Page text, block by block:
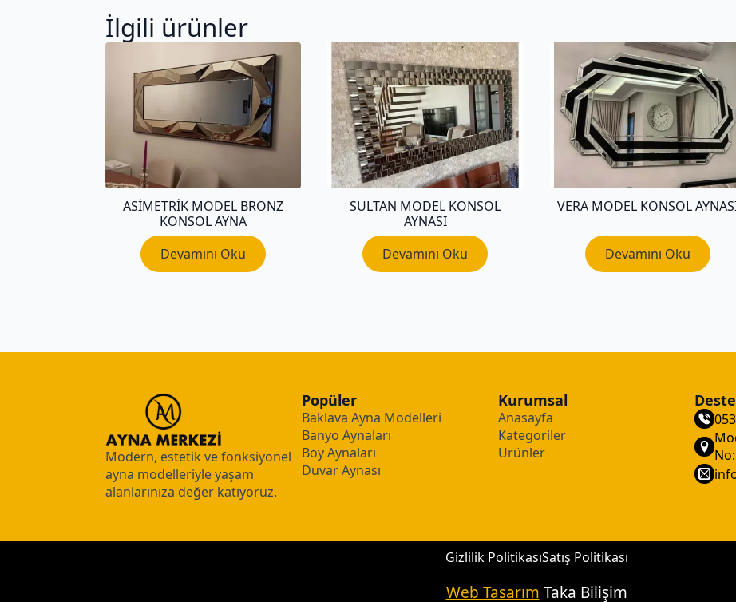
İlgili ürünler
ASIMETRIK MODEL BRONZ
KONSOL AYNA
Devamını Oku
SULTAN MODEL KONSOL
AYNASI
Devamını Oku
VERA MODEL KONSOL
Devamını Oku
Modern, estetik ve fonksiyonel
ayna modelleriyle yaşam
alanlarınıza değer katıyoruz.
Popüler
Baklava Ayna Modelleri
Banyo Aynaları
Boy Aynaları
Duvar Aynası
Kurumsal
Anasayfa
Kategoriler
Ürünler
Gizlilik PolitikasıSatış Politikası
Web Tasarım Taka Bilişim